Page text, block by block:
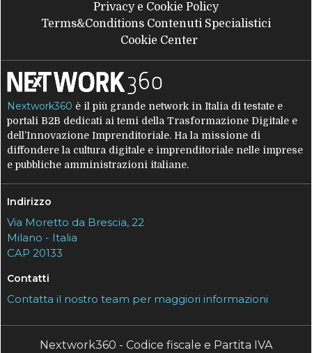
Privacy e Cookie Policy
Terms&Conditions Contenuti Specialistici
Cookie Center
Nextwork360 è il più grande network in Italia di testate e
portali B2B dedicati ai temi della Trasformazione Digitale e
dell’Innovazione Imprenditoriale. Ha la missione di
diffondere la cultura digitale e imprenditoriale nelle imprese
e pubbliche amministrazioni italiane.
Indirizzo
Via Moretto da Brescia, 22
Milano - Italia
CAP 20133
Contatti
Contatta il nostro team per maggiori informazioni
Nextwork360 - Codice fiscale e Partita IVA